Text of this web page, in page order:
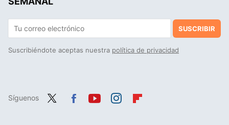
SUSCRIBIR
Suscribiéndote aceptas nuestra política de privacidad
Síguenos